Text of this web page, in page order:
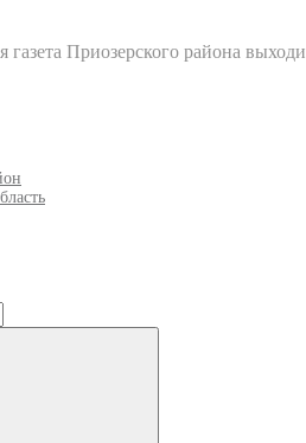
газета Приозерского района